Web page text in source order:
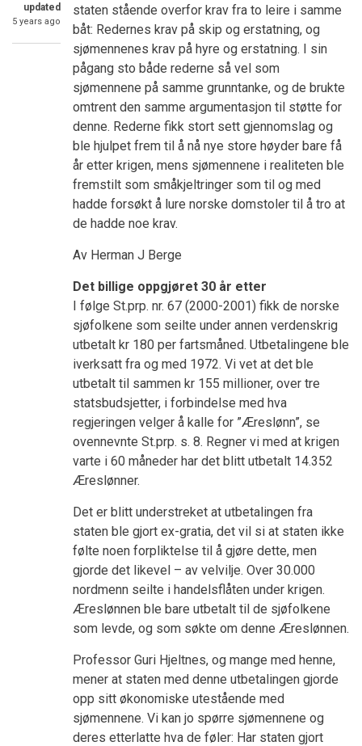
updated
5 years ago
staten stående overfor krav fra to leire i samme
båt: Redernes krav på skip og erstatning, og
sjømennenes krav på hyre og erstatning. I sin
pågang sto både rederne så vel som
sjømennene på samme grunntanke, og de brukte
omtrent den samme argumentasjon til støtte for
denne. Rederne fikk stort sett gjennomslag og
ble hjulpet frem til å nå nye store høyder bare få
år etter krigen, mens sjømennene i realiteten ble
fremstilt som småkjeltringer som til og med
hadde forsøkt å lure norske domstoler til å tro at
de hadde noe krav.
Av Herman J Berge
Det billige oppgjøret 30 år etter
I følge St.prp. nr. 67 (2000-2001) fikk de norske
sjøfolkene som seilte under annen verdenskrig
utbetalt kr 180 per fartsmåned. Utbetalingene ble
iverksatt fra og med 1972. Vi vet at det ble
utbetalt til sammen kr 155 millioner, over tre
statsbudsjetter, i forbindelse med hva
regjeringen velger å kalle for ”Æreslønn”, se
ovennevnte St.prp. s. 8. Regner vi med at krigen
varte i 60 måneder har det blitt utbetalt 14.352
Æreslønner.
Det er blitt understreket at utbetalingen fra
staten ble gjort ex-gratia, det vil si at staten ikke
følte noen forpliktelse til å gjøre dette, men
gjorde det likevel – av velvilje. Over 30.000
nordmenn seilte i handelsflåten under krigen.
Æreslønnen ble bare utbetalt til de sjøfolkene
som levde, og som søkte om denne Æreslønnen.
Professor Guri Hjeltnes, og mange med henne,
mener at staten med denne utbetalingen gjorde
opp sitt økonomiske utestående med
sjømennene. Vi kan jo spørre sjømennene og
deres etterlatte hva de føler: Har staten gjort